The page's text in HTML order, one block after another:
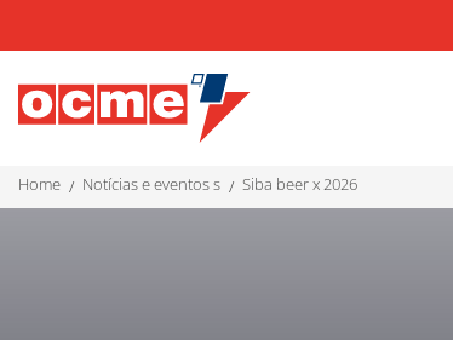
home notícias e eventos s siba beer x 2026